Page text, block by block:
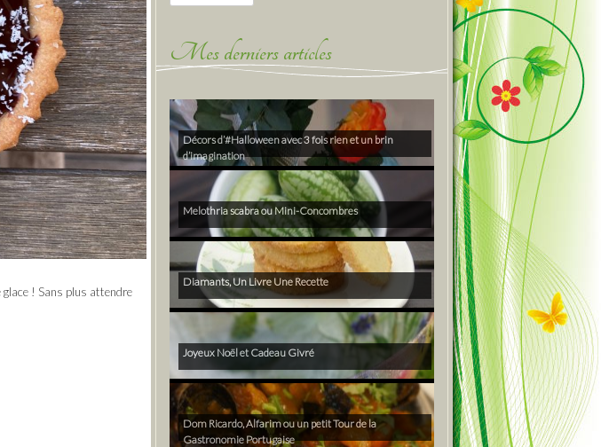
glace ! Sans plus attendre
Mes derniers articles
Décors d’#Halloween avec 3 fois rien et un brin
d’imagination
Melothria scabra ou Mini-Concombres
Diamants, Un Livre Une Recette
Joyeux Noël et Cadeau Givré
Dom Ricardo, Alfarim ou un petit Tour de la
Gastronomie Portugaise